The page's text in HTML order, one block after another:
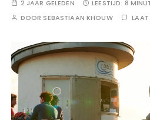
2 JAAR GELEDEN LEESTIJD: 8
DOOR SEBASTIAAN KHOUW LAAT